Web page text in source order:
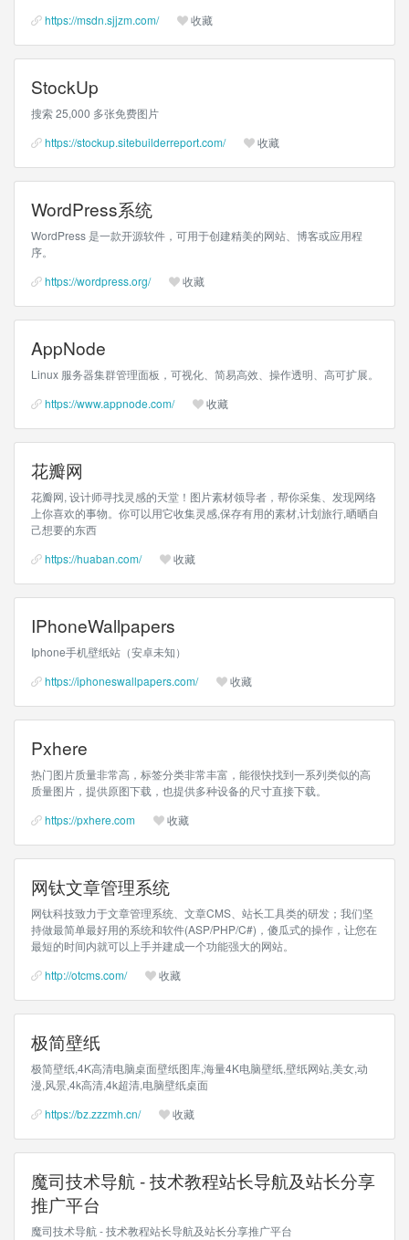
https://msdn.sjjzm.com/
收藏
StockUp
搜索 25,000 多张免费图片
https://stockup.sitebuilderreport.com/
收藏
WordPress系统
WordPress 是一款开源软件，可用于创建精美的网站、博客或应用程
序。
https://wordpress.org/
收藏
AppNode
Linux 服务器集群管理面板，可视化、简易高效、操作透明、高可扩展。
https://www.appnode.com/
收藏
花瓣网
花瓣网, 设计师寻找灵感的天堂！图片素材领导者，帮你采集、发现网络
上你喜欢的事物。你可以用它收集灵感,保存有用的素材,计划旅行,晒晒自
己想要的东西
https://huaban.com/
收藏
IPhoneWallpapers
Iphone手机壁纸站（安卓未知）
https://iphoneswallpapers.com/
收藏
Pxhere
热门图片质量非常高，标签分类非常丰富，能很快找到一系列类似的高
质量图片，提供原图下载，也提供多种设备的尺寸直接下载。
https://pxhere.com
收藏
网钛文章管理系统
网钛科技致力于文章管理系统、文章CMS、站长工具类的研发；我们坚
持做最简单最好用的系统和软件(ASP/PHP/C#)，傻瓜式的操作，让您在
最短的时间内就可以上手并建成一个功能强大的网站。
http://otcms.com/
收藏
极简壁纸
极简壁纸,4K高清电脑桌面壁纸图库,海量4K电脑壁纸,壁纸网站,美女,动
漫,风景,4k高清,4k超清,电脑壁纸桌面
https://bz.zzzmh.cn/
收藏
魔司技术导航 - 技术教程站长导航及站长分享
推广平台
魔司技术导航 - 技术教程站长导航及站长分享推广平台